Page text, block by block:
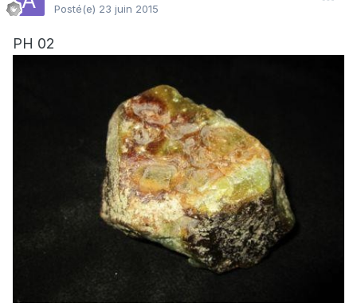
Posté(e) 23 juin 2015
PH 02